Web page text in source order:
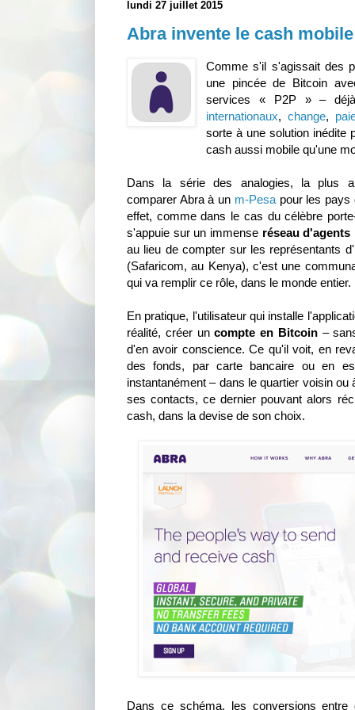
lundi 27 juillet 2015
Abra invente le cash mobile
Comme s'il s'agissait des
une pincée de Bitcoin
services « P2P » –
internationaux,change,
sorte à une solution inédite
cash aussi mobile qu'une
Dans la série des analogies, la plus
comparer Abra à un m-Pesa pour les
effet, comme dans le cas du célèbre
s'appuie sur un immense réseau d'agents
au lieu de compter sur les représentants
(Safaricom, au Kenya), c'est une
qui va remplir ce rôle, dans le monde entier.
En pratique, l'utilisateur qui installe
réalité, créer uncompte en Bitcoin–
d'en avoir conscience. Ce qu'il voit, en
des fonds, par carte bancaire ou en
instantanément – dans le quartier voisin ou
ses contacts, ce dernier pouvant alors
cash, dans la devise de son choix.
Dans ce schéma, les conversions